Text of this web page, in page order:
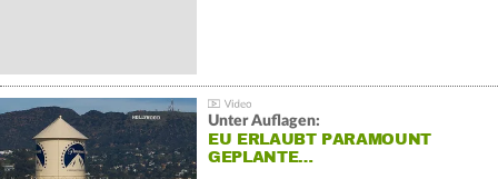
Unter Auflagen:
EU ERLAUBT PARAMOUNT
GEPLANTE…